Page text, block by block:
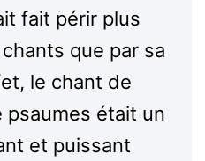
fait périr plus
que par sa
le chant de
était un
et puissant